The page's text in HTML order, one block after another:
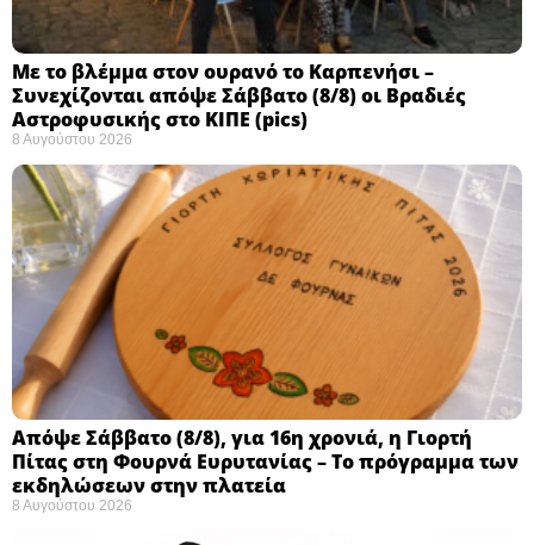
Με το βλέμμα στον ουρανό το Καρπενήσι –
Συνεχίζονται απόψε Σάββατο (8/8) οι Βραδιές
Αστροφυσικής στο ΚΙΠΕ (pics)
8 Αυγούστου 2026
Απόψε Σάββατο (8/8), για 16η χρονιά, η Γιορτή
Πίτας στη Φουρνά Ευρυτανίας – Το πρόγραμμα των
εκδηλώσεων στην πλατεία
8 Αυγούστου 2026